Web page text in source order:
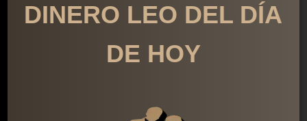
DINERO LEO DEL DÍA
DE HOY